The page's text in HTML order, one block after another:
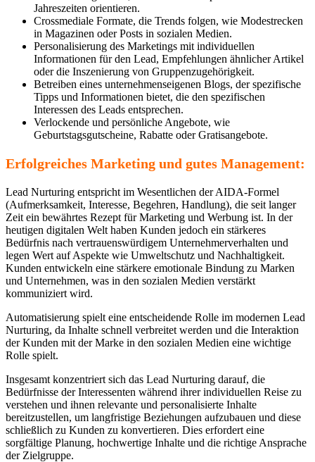
Jahreszeiten orientieren.
Crossmediale Formate, die Trends folgen, wie Modestrecken
in Magazinen oder Posts in sozialen Medien.
Personalisierung des Marketings mit individuellen
Informationen für den Lead, Empfehlungen ähnlicher Artikel
oder die Inszenierung von Gruppenzugehörigkeit.
Betreiben eines unternehmenseigenen Blogs, der spezifische
Tipps und Informationen bietet, die den spezifischen
Interessen des Leads entsprechen.
Verlockende und persönliche Angebote, wie
Geburtstagsgutscheine, Rabatte oder Gratisangebote.
Erfolgreiches Marketing und gutes Management:
Lead Nurturing entspricht im Wesentlichen der AIDA-Formel
(Aufmerksamkeit, Interesse, Begehren, Handlung), die seit langer
Zeit ein bewährtes Rezept für Marketing und Werbung ist. In der
heutigen digitalen Welt haben Kunden jedoch ein stärkeres
Bedürfnis nach vertrauenswürdigem Unternehmerverhalten und
legen Wert auf Aspekte wie Umweltschutz und Nachhaltigkeit.
Kunden entwickeln eine stärkere emotionale Bindung zu Marken
und Unternehmen, was in den sozialen Medien verstärkt
kommuniziert wird.
Automatisierung spielt eine entscheidende Rolle im modernen Lead
Nurturing, da Inhalte schnell verbreitet werden und die Interaktion
der Kunden mit der Marke in den sozialen Medien eine wichtige
Rolle spielt.
Insgesamt konzentriert sich das Lead Nurturing darauf, die
Bedürfnisse der Interessenten während ihrer individuellen Reise zu
verstehen und ihnen relevante und personalisierte Inhalte
bereitzustellen, um langfristige Beziehungen aufzubauen und diese
schließlich zu Kunden zu konvertieren. Dies erfordert eine
sorgfältige Planung, hochwertige Inhalte und die richtige Ansprache
der Zielgruppe.